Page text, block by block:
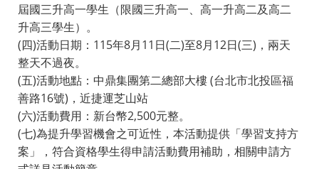
屆國三升高一學生（限國三升高一、高一升高二及高二
升高三學生）。
(四)活動日期：115年8月11日(二)至8月12日(三)，兩天
整天不過夜。
(五)活動地點：中鼎集團第二總部大樓 (台北市北投區福
善路16號)，近捷運芝山站
(六)活動費用：新台幣2,500元整。
(七)為提升學習機會之可近性，本活動提供「學習支持方
案」，符合資格學生得申請活動費用補助，相關申請方